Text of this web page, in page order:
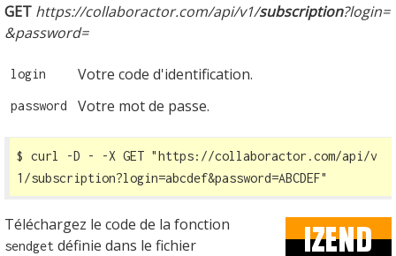
GET https://collaboractor.com/api/v1/subscription?login=
&password=
login Votre code d'identification.
password Votre mot de passe.
$ curl -D - -X GET "https://collaboractor.com/api/v
1/subscription?login=abcdef&password=ABCDEF"
Téléchargez le code de la fonction
sendget définie dans le fichier